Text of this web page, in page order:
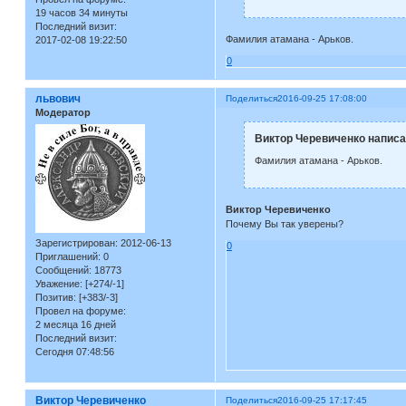
19 часов 34 минуты
Последний визит:
2017-02-08 19:22:50
Фамилия атамана - Арьков.
0
Поделиться2016-09-25 17:08:00
львович
Модератор
Зарегистрирован: 2012-06-13
Приглашений: 0
Сообщений: 18773
Уважение: [+274/-1]
Позитив: [+383/-3]
Провел на форуме:
2 месяца 16 дней
Последний визит:
Сегодня 07:48:56
Виктор Черевиченко
Фамилия атамана - Арьков.
Виктор Черевиченко
Почему Вы так уверены?
0
Поделиться2016-09-25 17:17:45
Виктор Черевиченко